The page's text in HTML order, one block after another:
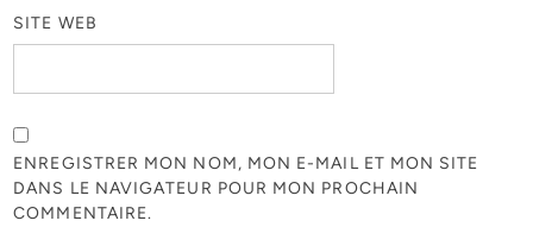
SITE WEB
ENREGISTRER MON NOM, MON E-MAIL ET MON SITE
DANS LE NAVIGATEUR POUR MON PROCHAIN
COMMENTAIRE.